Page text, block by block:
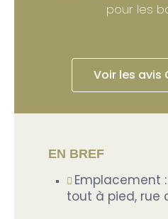
pour les
Voir les avis
EN BREF
Emplacement
tout à pied, rue